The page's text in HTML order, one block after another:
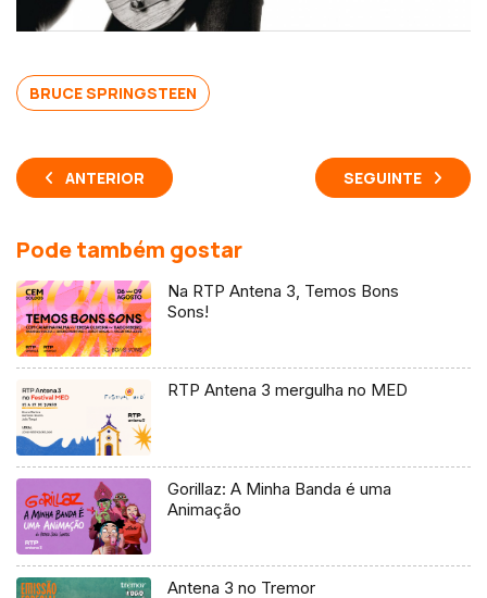
BRUCE SPRINGSTEEN
ANTERIOR SEGUINTE
Pode também gostar
Na RTP Antena 3, Temos Bons
Sons!
RTP Antena 3 mergulha no MED
Gorillaz: A Minha Banda é uma
Animação
Antena 3 no Tremor